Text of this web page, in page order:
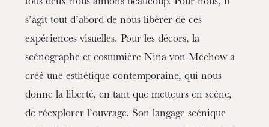
tous deux nous aimons beaucoup. Pour nous, il
s’agit tout d’abord de nous libérer de ces
expériences visuelles. Pour les décors, la
scénographe et costumière Nina von Mechow a
créé une esthétique contemporaine, qui nous
donne la liberté, en tant que metteurs en scène,
de réexplorer l’ouvrage. Son langage scénique